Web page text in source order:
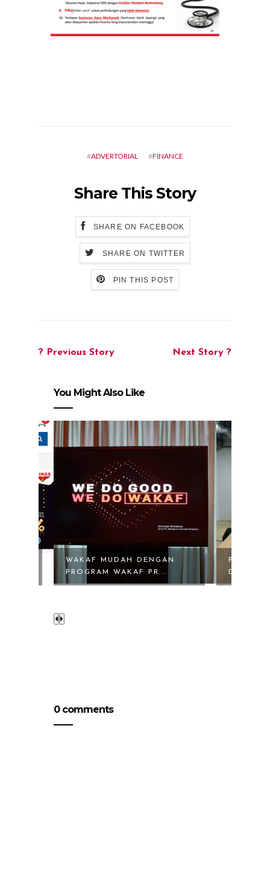
#ADVERTORIAL #FINANCE
Share This Story
SHARE ON FACEBOOK
SHARE ON TWITTER
PIN THIS POST
? Previous Story Next Story ?
You Might Also Like
PRULINK GENERASI BARU
DAN PRULINK S...
0 comments